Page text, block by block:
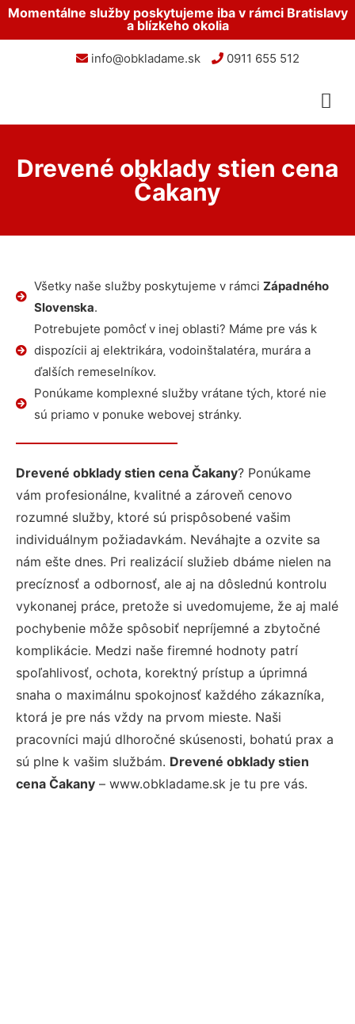
Momentálne služby poskytujeme iba v rámci Bratislavy
a blízkeho okolia
info@obkladame.sk 0911 655 512
Drevené obklady stien cena
Čakany
Všetky naše služby poskytujeme v rámci Západného
Slovenska.
Potrebujete pomôcť v inej oblasti? Máme pre vás k
dispozícii aj elektrikára, vodoinštalatéra, murára a
ďalších remeselníkov.
Ponúkame komplexné služby vrátane tých, ktoré nie
sú priamo v ponuke webovej stránky.
Drevené obklady stien cena Čakany? Ponúkame
vám profesionálne, kvalitné a zároveň cenovo
rozumné služby, ktoré sú prispôsobené vašim
individuálnym požiadavkám. Neváhajte a ozvite sa
nám ešte dnes. Pri realizácií služieb dbáme nielen na
precíznosť a odbornosť, ale aj na dôslednú kontrolu
vykonanej práce, pretože si uvedomujeme, že aj malé
pochybenie môže spôsobiť nepríjemné a zbytočné
komplikácie. Medzi naše firemné hodnoty patrí
spoľahlivosť, ochota, korektný prístup a úprimná
snaha o maximálnu spokojnosť každého zákazníka,
ktorá je pre nás vždy na prvom mieste. Naši
pracovníci majú dlhoročné skúsenosti, bohatú prax a
sú plne k vašim službám. Drevené obklady stien
cena Čakany – www.obkladame.sk je tu pre vás.